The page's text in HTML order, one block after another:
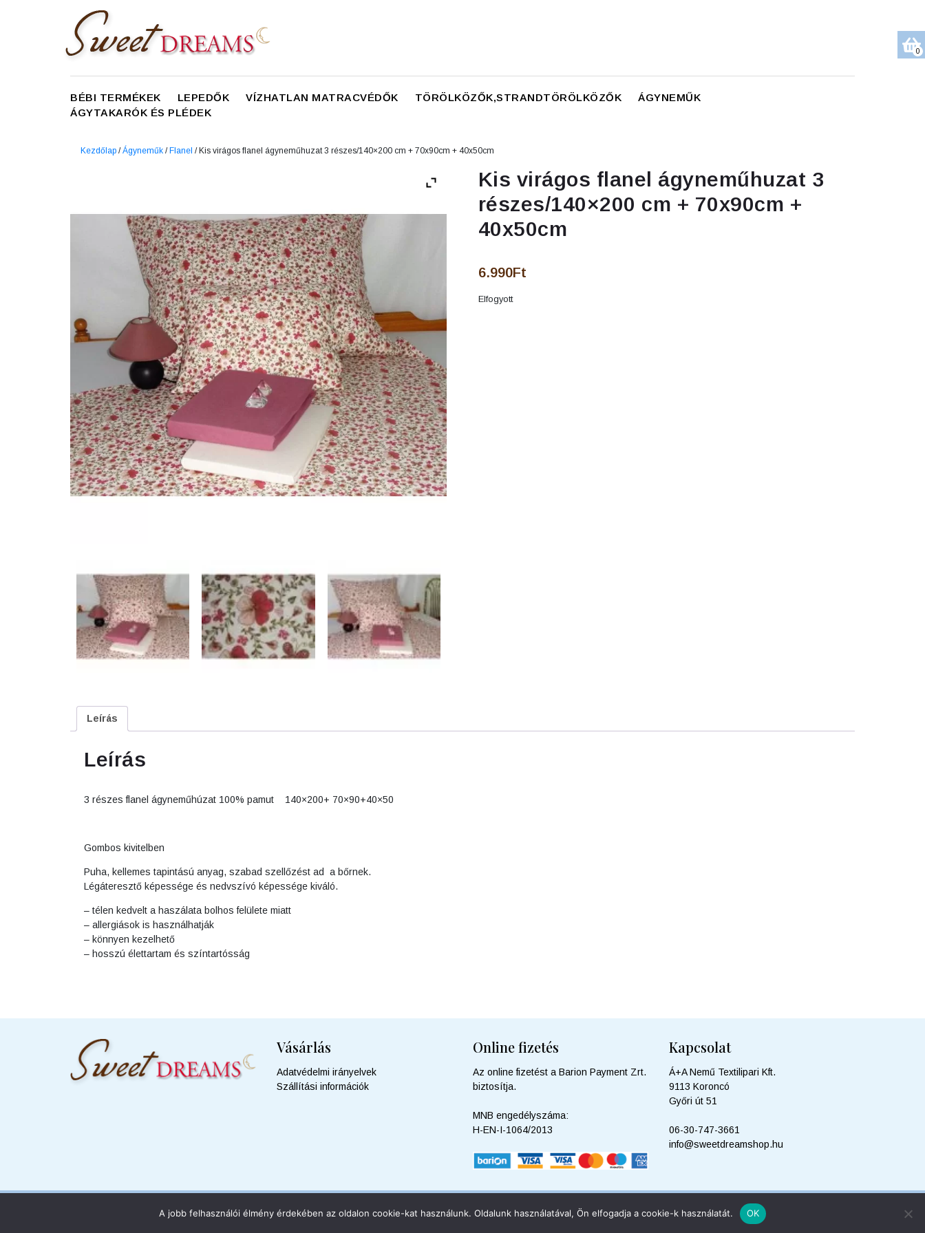
BÉBI TERMÉKEK LEPEDŐK VÍZHATLAN MATRACVÉDŐK TÖRÖLKÖZŐK,STRANDTÖRÖLKÖZŐK
ÁGYNEMŰK
ÁGYTAKARÓK ÉS PLÉDEK
Kezdőlap /Ágyneműk / Flanel / Kis virágos flanel ágyneműhuzat 3 részes/140×200 cm + 70x90cm + 40x50cm
Kis virágos flanel ágyneműhuzat 3
részes/140×200 cm + 70x90cm +
40x50cm
6.990Ft
Elfogyott
Leírás
Leírás
3 részes flanel ágyneműhúzat 100% pamut 140×200+ 70×90+40×50
Gombos kivitelben
Puha, kellemes tapintású anyag, szabad szellőzést ad a bőrnek.
Légáteresztő képessége és nedvszívó képessége kiváló.
– télen kedvelt a haszálata bolhos felülete miatt
– allergiások is használhatják
– könnyen kezelhető
– hosszú élettartam és színtartósság
Vásárlás
Adatvédelmi irányelvek
Szállítási információk
Online fizetés
Az online fizetést a Barion Payment Zrt.
biztosítja.
MNB engedélyszáma:
H-EN-I-1064/2013
Kapcsolat
Á+A Nemű Textilipari Kft.
9113 Koroncó
Győri út 51
06-30-747-3661
info@sweetdreamshop.hu
© 2026 Sweetdreamshop | MINDEN JOG FENNTARTVA.
0
A jobb felhasználói élmény érdekében az oldalon cookie-kat használunk. Oldalunk használatával, Ön elfogadja a cookie-k használatát. OK